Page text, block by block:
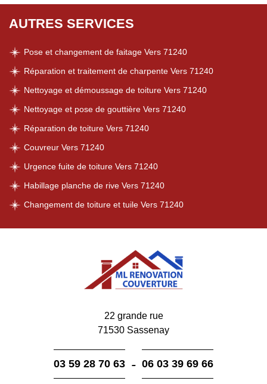
AUTRES SERVICES
Pose et changement de faitage Vers 71240
Réparation et traitement de charpente Vers 71240
Nettoyage et démoussage de toiture Vers 71240
Nettoyage et pose de gouttière Vers 71240
Réparation de toiture Vers 71240
Couvreur Vers 71240
Urgence fuite de toiture Vers 71240
Habillage planche de rive Vers 71240
Changement de toiture et tuile Vers 71240
22 grande rue
71530 Sassenay
03 59 28 70 63 - 06 03 39 69 66